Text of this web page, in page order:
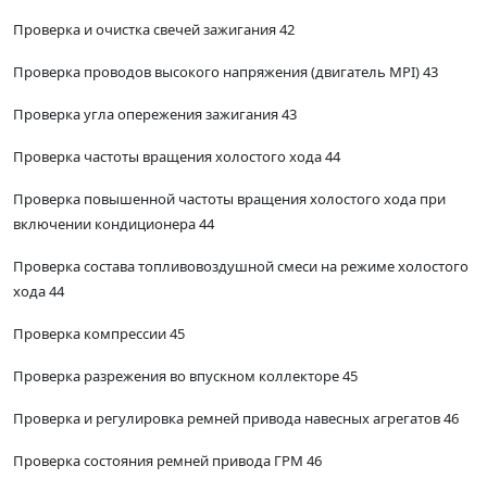
Проверка и очистка свечей зажигания 42
Проверка проводов высокого напряжения (двигатель MPI) 43
Проверка угла опережения зажигания 43
Проверка частоты вращения холостого хода 44
Проверка повышенной частоты вращения холостого хода при
включении кондиционера 44
Проверка состава топливовоздушной смеси на режиме холостого
хода 44
Проверка компрессии 45
Проверка разрежения во впускном коллекторе 45
Проверка и регулировка ремней привода навесных агрегатов 46
Проверка состояния ремней привода ГРМ 46